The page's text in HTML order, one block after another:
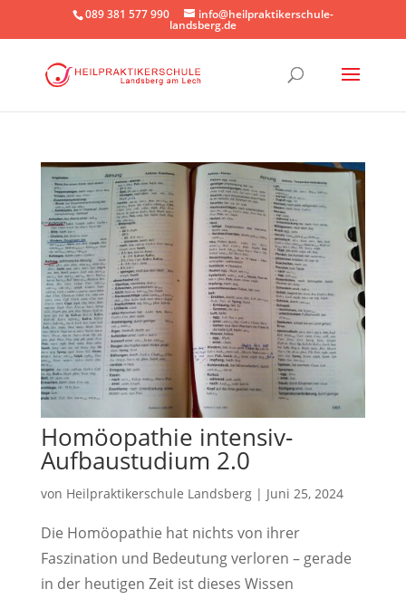
089 381 577 990 info@heilpraktikerschule-
landsberg.de
Homöopathie intensiv-
Aufbaustudium 2.0
von Heilpraktikerschule Landsberg| Juni 25, 2024
Die Homöopathie hat nichts von ihrer
Faszination und Bedeutung verloren – gerade
in der heutigen Zeit ist dieses Wissen